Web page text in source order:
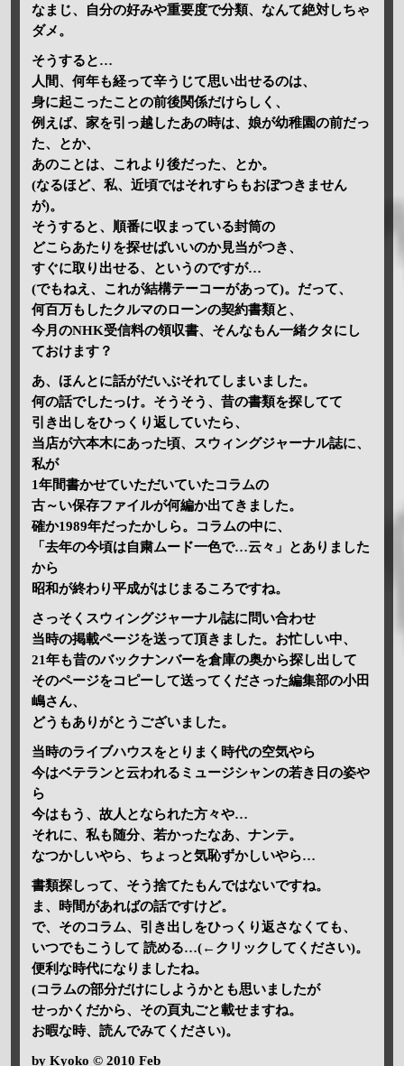
なまじ、自分の好みや重要度で分類、なんて絶対しちゃ
ダメ。
そうすると…
人間、何年も経って辛うじて思い出せるのは、
身に起こったことの前後関係だけらしく、
例えば、家を引っ越したあの時は、娘が幼稚園の前だっ
た、とか、
あのことは、これより後だった、とか。
(なるほど、私、近頃ではそれすらもおぼつきません
が)。
そうすると、順番に収まっている封筒の
どこらあたりを探せばいいのか見当がつき、
すぐに取り出せる、というのですが…
(でもねえ、これが結構テーコーがあって)。だって、
何百万もしたクルマのローンの契約書類と、
今月のNHK受信料の領収書、そんなもん一緒クタにし
ておけます？
あ、ほんとに話がだいぶそれてしまいました。
何の話でしたっけ。そうそう、昔の書類を探してて
引き出しをひっくり返していたら、
当店が六本木にあった頃、スウィングジャーナル誌に、
私が
1年間書かせていただいていたコラムの
古～い保存ファイルが何編か出てきました。
確か1989年だったかしら。コラムの中に、
「去年の今頃は自粛ムード一色で…云々」とありました
から
昭和が終わり平成がはじまるころですね。
さっそくスウィングジャーナル誌に問い合わせ
当時の掲載ページを送って頂きました。お忙しい中、
21年も昔のバックナンバーを倉庫の奥から探し出して
そのページをコピーして送ってくださった編集部の小田
嶋さん、
どうもありがとうございました。
当時のライブハウスをとりまく時代の空気やら
今はベテランと云われるミュージシャンの若き日の姿や
ら
今はもう、故人となられた方々や…
それに、私も随分、若かったなあ、ナンテ。
なつかしいやら、ちょっと気恥ずかしいやら…
書類探しって、そう捨てたもんではないですね。
ま、時間があればの話ですけど。
で、そのコラム、引き出しをひっくり返さなくても、
いつでもこうして 読める…(←クリックしてください)。
便利な時代になりましたね。
(コラムの部分だけにしようかとも思いましたが
せっかくだから、その頁丸ごと載せますね。
お暇な時、読んでみてください)。
by Kyoko © 2010 Feb